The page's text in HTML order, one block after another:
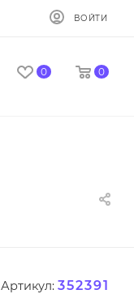
ВОЙТИ
0 0
Артикул: 352391